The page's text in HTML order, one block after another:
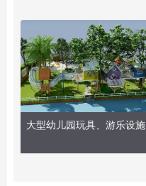
大型幼儿园玩具、游乐设施